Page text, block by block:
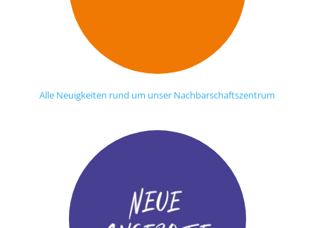
Alle Neuigkeiten rund um unser Nachbarschaftszentrum